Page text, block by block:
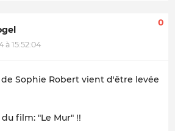
à 15:52:04
0
Sophie Robert vient d'être levée
film: "Le Mur" !!